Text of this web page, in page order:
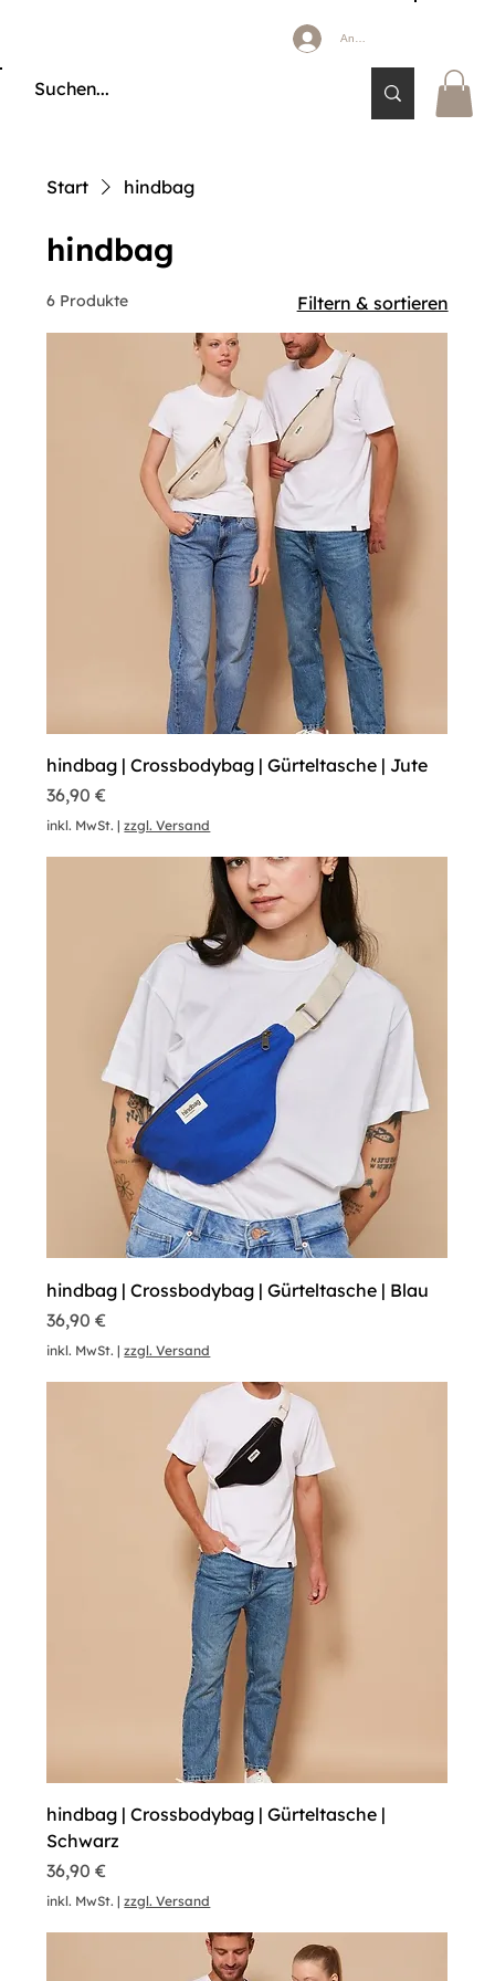
Anmelden
Start hindbag
hindbag
6 Produkte Filtern & sortieren
hindbag | Crossbodybag | Gürteltasche | Jute
Preis
36,90 €
inkl. MwSt. |zzgl. Versand
hindbag | Crossbodybag | Gürteltasche | Blau
Preis
36,90 €
inkl. MwSt. |zzgl. Versand
hindbag | Crossbodybag | Gürteltasche |
Schwarz
Preis
36,90 €
inkl. MwSt. |zzgl. Versand